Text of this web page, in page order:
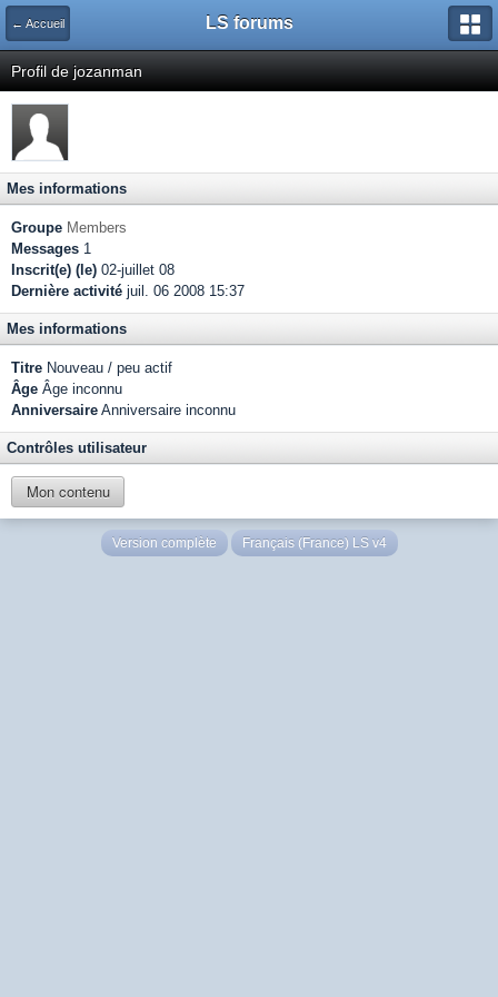
← Accueil LS forums
Profil de jozanman
Mes informations
Groupe Members
Messages 1
Inscrit(e) (le) 02-juillet 08
Dernière activité juil. 06 2008 15:37
Mes informations
Titre Nouveau / peu actif
Âge Âge inconnu
Anniversaire Anniversaire inconnu
Contrôles utilisateur
Mon contenu
Version complète Français (France) LS v4